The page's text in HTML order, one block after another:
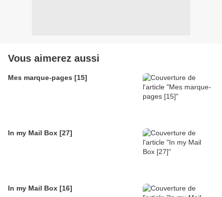
Vous aimerez aussi
Mes marque-pages [15]
In my Mail Box [27]
In my Mail Box [16]